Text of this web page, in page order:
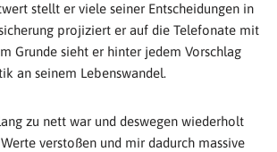
stellt er viele seiner Entscheidungen in
projiziert er auf die Telefonate mit
Grunde sieht er hinter jedem Vorschlag
an seinem Lebenswandel.
zu nett war und deswegen wiederholt
verstoßen und mir dadurch massive